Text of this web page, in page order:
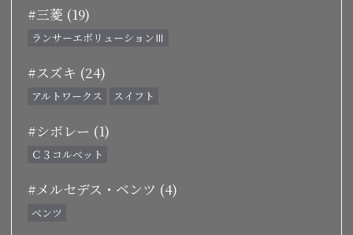
#三菱 (19)
ランサーエボリューションⅢ
#スズキ (24)
アルトワークス スイフト
#シボレー (1)
Ｃ３コルベット
#メルセデス・ベンツ (4)
ベンツ